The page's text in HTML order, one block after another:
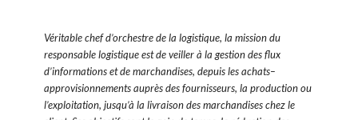
Véritable chef d’orchestre de la logistique, la mission du
responsable logistique est de veiller à la gestion des flux
d’informations et de marchandises, depuis les achats–
approvisionnements auprès des fournisseurs, la production ou
l’exploitation, jusqu’à la livraison des marchandises chez le